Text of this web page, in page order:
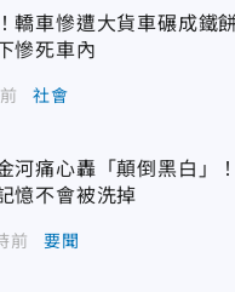
轎車慘遭大貨車碾成鐵
慘死車內
社會
河痛心轟「顛倒黑白」
憶不會被洗掉
前 要聞